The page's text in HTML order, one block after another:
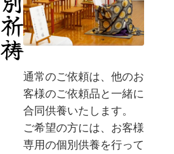
通常のご依頼は、他のお
客様のご依頼品と一緒に
合同供養いたします。
ご希望の方には、お客様
専用の個別供養を行って